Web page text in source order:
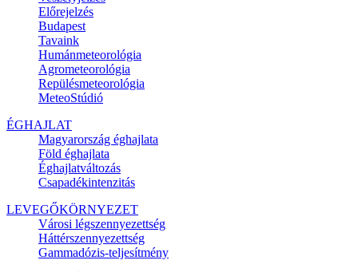
Előrejelzés
Budapest
Tavaink
Humánmeteorológia
Agrometeorológia
Repülésmeteorológia
MeteoStúdió
ÉGHAJLAT
Magyarország éghajlata
Föld éghajlata
Éghajlatváltozás
Csapadékintenzitás
LEVEGŐKÖRNYEZET
Városi légszennyezettség
Háttérszennyezettség
Gammadózis-teljesítmény